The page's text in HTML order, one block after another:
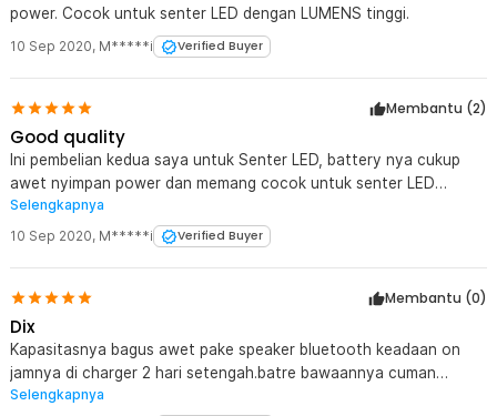
power. Cocok untuk senter LED dengan LUMENS tinggi.
10 Sep 2020, M*****i Verified Buyer
Membantu (2)
Good quality
Ini pembelian kedua saya untuk Senter LED, battery nya cukup
awet nyimpan power dan memang cocok untuk senter LED
dengan LUMENS tinggi.
Selengkapnya
10 Sep 2020, M*****i Verified Buyer
Membantu (0)
Dix
Kapasitasnya bagus awet pake speaker bluetooth keadaan on
jamnya di charger 2 hari setengah.batre bawaannya cuman
kuatnya 12 jam ,trmks jaknote
Selengkapnya